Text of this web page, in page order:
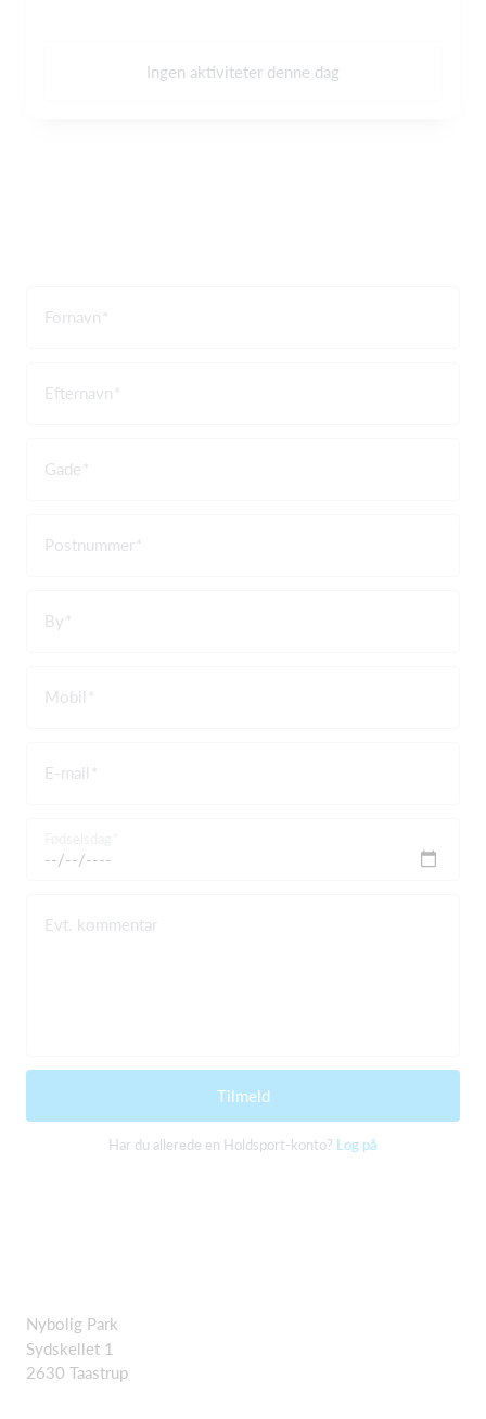
Ingen aktiviteter denne dag
Fornavn
Efternavn
Gade
Postnummer
By
Mobil
E-mail
Evt. kommentar
Tilmeld
Har du allerede en Holdsport-konto? Log på
Nybolig Park
Sydskellet 1
2630 Taastrup